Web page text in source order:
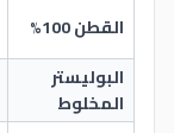
القطن 100%
البوليستر
المخلوط